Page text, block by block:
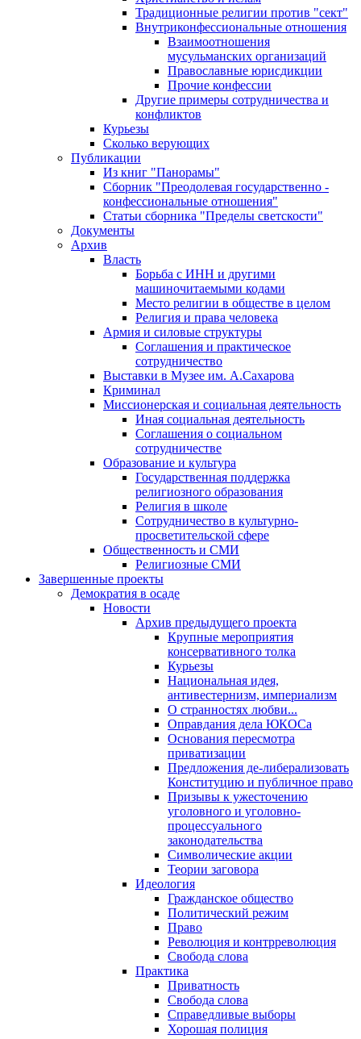
Традиционные религии против "сект"
Внутриконфессиональные отношения
Взаимоотношения
мусульманских организаций
Православные юрисдикции
Прочие конфессии
Другие примеры сотрудничества и
конфликтов
Курьезы
Сколько верующих
Публикации
Из книг "Панорамы"
Сборник "Преодолевая государственно -
конфессиональные отношения"
Статьи сборника "Пределы светскости"
Документы
Архив
Власть
Борьба с ИНН и другими
машиночитаемыми кодами
Место религии в обществе в целом
Религия и права человека
Армия и силовые структуры
Соглашения и практическое
сотрудничество
Выставки в Музее им. А.Сахарова
Криминал
Миссионерская и социальная деятельность
Иная социальная деятельность
Соглашения о социальном
сотрудничестве
Образование и культура
Государственная поддержка
религиозного образования
Религия в школе
Сотрудничество в культурно-
просветительской сфере
Общественность и СМИ
Религиозные СМИ
Завершенные проекты
Демократия в осаде
Новости
Архив предыдущего проекта
Крупные мероприятия
консервативного толка
Курьезы
Национальная идея,
антивестернизм, империализм
О странностях любви...
Оправдания дела ЮКОСа
Основания пересмотра
приватизации
Предложения де-либерализовать
Конституцию и публичное право
Призывы к ужесточению
уголовного и уголовно-
процессуального
законодательства
Символические акции
Теории заговора
Идеология
Гражданское общество
Политический режим
Право
Революция и контрреволюция
Свобода слова
Практика
Приватность
Свобода слова
Справедливые выборы
Хорошая полиция